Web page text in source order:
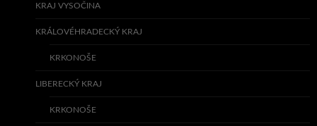
KRAJ VYSOČINA
KRÁLOVÉHRADECKÝ KRAJ
KRKONOŠE
LIBERECKÝ KRAJ
KRKONOŠE